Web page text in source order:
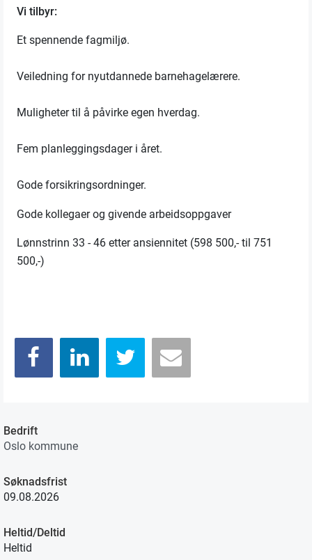
Vi tilbyr:
Et spennende fagmiljø.
Veiledning for nyutdannede barnehagelærere.
Muligheter til å påvirke egen hverdag.
Fem planleggingsdager i året.
Gode forsikringsordninger.
Gode kollegaer og givende arbeidsoppgaver
Lønnstrinn 33 - 46 etter ansiennitet (598 500,- til 751
500,-)
Bedrift
Oslo kommune
Søknadsfrist
09.08.2026
Heltid/Deltid
Heltid